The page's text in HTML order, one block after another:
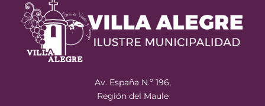
Av. España N.º 196,
Región del Maule